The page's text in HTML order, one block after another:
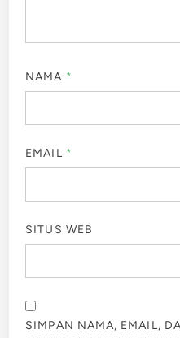
NAMA *
EMAIL *
SITUS WEB
SIMPAN NAMA, EMAIL,